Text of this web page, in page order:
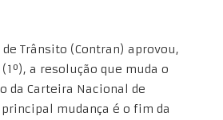
Trânsito (Contran) aprovou,
a resolução que muda o
da Carteira Nacional de
mudança é o fim da